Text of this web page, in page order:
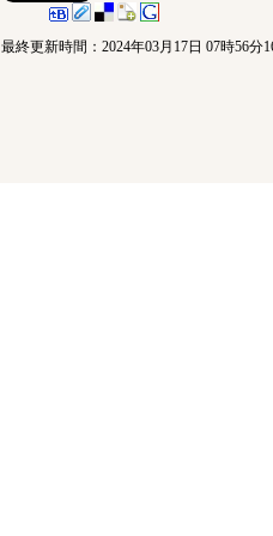
最終更新時間：2024年03月17日 07時56分